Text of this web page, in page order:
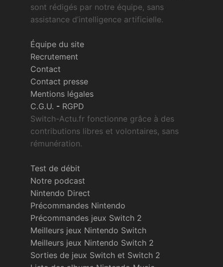
sont rédigés par notre équipe, sans
assistance d’intelligence artificielle.
Équipe du site
Recrutement
Contact
Contact presse
Mentions légales
C.G.U. - RGPD
Switch-Actu.fr fonctionne grâce à des
contributions libres et volontaires, sans
rémunération.
Test de débit
Notre podcast
Nintendo Direct
Précommandes Nintendo
Précommandes jeux Switch 2
Meilleurs jeux Nintendo Switch
Meilleurs jeux Nintendo Switch 2
Sorties de jeux Switch et Switch 2